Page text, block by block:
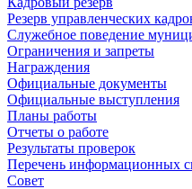
Резерв управленческих
Служебное поведение
Ограничения и запреты
Награждения
Официальные документы
Официальные выступления
Планы работы
Отчеты о работе
Результаты проверок
Перечень информационных
Совет